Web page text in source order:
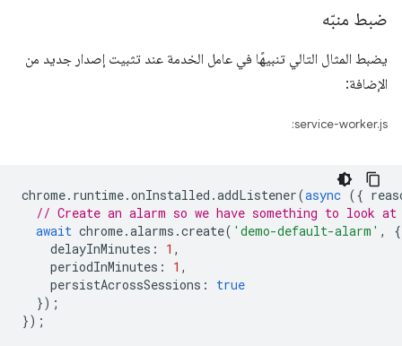
ضبط منبّه
يضبط المثال التالي تنبيهًا في عامل الخدمة عند تثبيت إصدار جديد من
الإضافة:
service-worker.js:
chrome. runtime.onInstalled .addListener(async ({
// Create an alarm so we have something to look at
await chrome.alarms .create( 'demo-default-alarm' ,
{
delayInMinutes : 1 ,
periodInMinutes : 1 ,
persistAcrossSessions :
true
});
});